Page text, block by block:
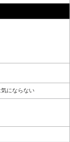
にならない